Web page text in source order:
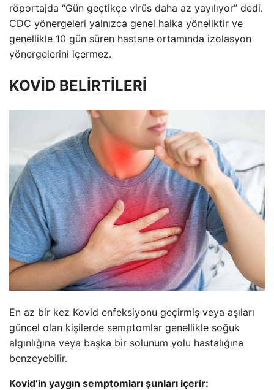
röportajda “Gün geçtikçe virüs daha az yayılıyor” dedi.
CDC yönergeleri yalnızca genel halka yöneliktir ve
genellikle 10 gün süren hastane ortamında izolasyon
yönergelerini içermez.
KOVİD BELİRTİLERİ
En az bir kez Kovid enfeksiyonu geçirmiş veya aşıları
güncel olan kişilerde semptomlar genellikle soğuk
algınlığına veya başka bir solunum yolu hastalığına
benzeyebilir.
Kovid’in yaygın semptomları şunları içerir: